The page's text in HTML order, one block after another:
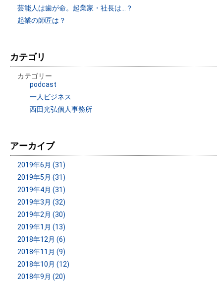
芸能人は歯が命。起業家・社長は…？
起業の師匠は？
カテゴリ
カテゴリー
podcast
一人ビジネス
西田光弘個人事務所
アーカイブ
2019年6月 (31)
2019年5月 (31)
2019年4月 (31)
2019年3月 (32)
2019年2月 (30)
2019年1月 (13)
2018年12月 (6)
2018年11月 (9)
2018年10月 (12)
2018年9月 (20)